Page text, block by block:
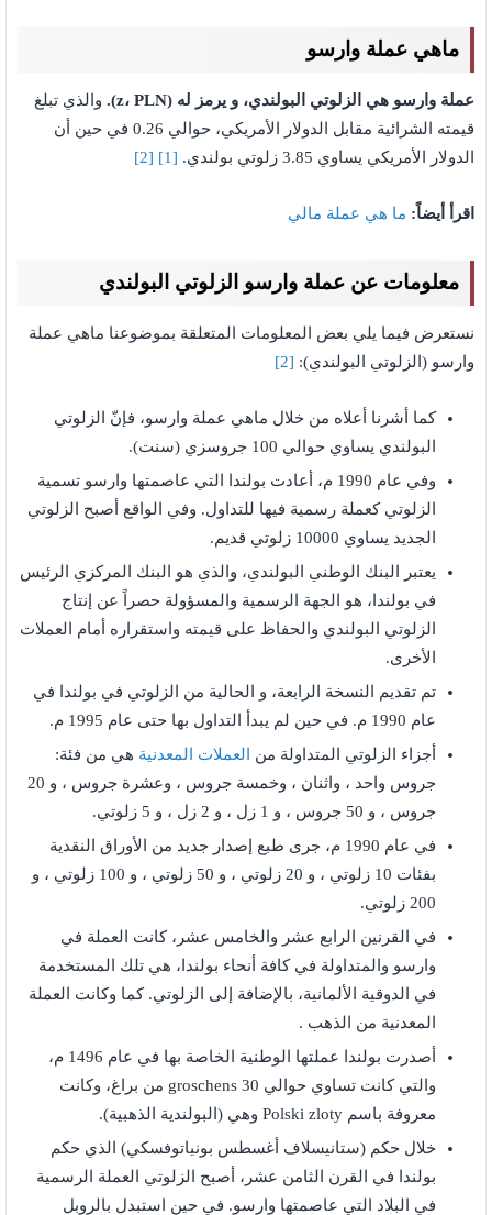
ماهي عملة وارسو
عملة وارسو هي الزلوتي البولندي، و يرمز له ( z، PLN
). والذي تبلغ
قيمته الشرائية مقابل الدولار الأمريكي، حوالي 0.26 في حين أن
الدولار الأمريكي يساوي 3.85 زلوتي بولندي.
[1]
[2]
اقرأ أيضاً: ما هي عملة مالي
معلومات عن عملة وارسو الزلوتي البولندي
نستعرض فيما يلي بعض المعلومات المتعلقة بموضوعنا ماهي عملة
وارسو (الزلوتي البولندي): [2]
كما أشرنا أعلاه من خلال ماهي عملة وارسو، فإنّ الزلوتي
البولندي يساوي حوالي 100 جروسزي (سنت).
وفي عام 1990 م، أعادت بولندا التي عاصمتها وارسو تسمية
الزلوتي كعملة رسمية فيها للتداول. وفي الواقع أصبح الزلوتي
الجديد يساوي 10000 زلوتي قديم.
يعتبر البنك الوطني البولندي، والذي هو البنك المركزي الرئيس
في بولندا، هو الجهة الرسمية والمسؤولة حصراً عن إنتاج
الزلوتي البولندي والحفاظ على قيمته واستقراره أمام العملات
الأخرى.
تم تقديم النسخة الرابعة، و الحالية من الزلوتي في بولندا في
عام 1990 م. في حين لم يبدأ التداول بها حتى عام 1995 م.
أجزاء الزلوتي المتداولة من
العملات المعدنية هي من فئة:
جروس واحد ، واثنان ، وخمسة جروس ، وعشرة جروس ، و 20
جروس ، و 50 جروس ، و 1 زل ، و 2 زل ، و 5 زلوتي.
في عام 1990 م، جرى طبع إصدار جديد من الأوراق النقدية
بفئات 10 زلوتي ، و 20 زلوتي ، و 50 زلوتي ، و 100 زلوتي ، و
200 زلوتي.
في القرنين الرابع عشر والخامس عشر، كانت العملة في
وارسو والمتداولة في كافة أنحاء بولندا، هي تلك المستخدمة
في الدوقية الألمانية، بالإضافة إلى الزلوتي. كما وكانت العملة
المعدنية من الذهب .
أصدرت بولندا عملتها الوطنية الخاصة بها في عام 1496 م،
والتي كانت تساوي حوالي 30 groschens من براغ، وكانت
معروفة باسم Polski zloty وهي (البولندية الذهبية).
خلال حكم (ستانيسلاف أغسطس بونياتوفسكي) الذي حكم
بولندا في القرن الثامن عشر، أصبح الزلوتي العملة الرسمية
في البلاد التي عاصمتها وارسو. في حين استبدل بالروبل